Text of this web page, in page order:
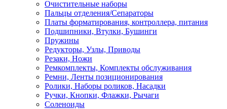
Очистительные наборы
Пальцы отделения/Сепараторы
Платы форматирования, контроллера, питания
Подшипники, Втулки, Бушинги
Пружины
Редукторы, Узлы, Приводы
Резаки, Ножи
Ремкомплекты, Комплекты обслуживания
Ремни, Ленты позиционирования
Ролики, Наборы роликов, Насадки
Ручки, Кнопки, Флажки, Рычаги
Соленоиды